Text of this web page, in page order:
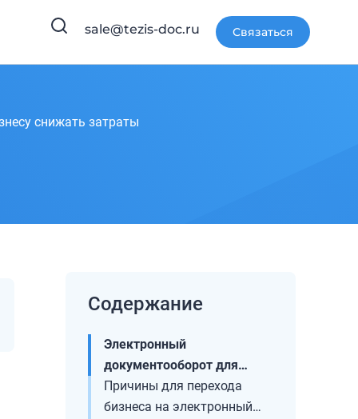
sale@tezis-doc.ru Связаться
снижать затраты
Содержание
Электронный
документооборот для
бизнеса: зачем
переходить на СЭД?
Причины для перехода
бизнеса на электронный